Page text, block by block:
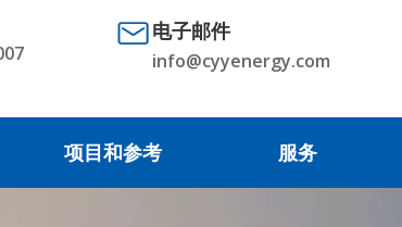
电子邮件
info@cyyenergy.com
项目和参考 服务